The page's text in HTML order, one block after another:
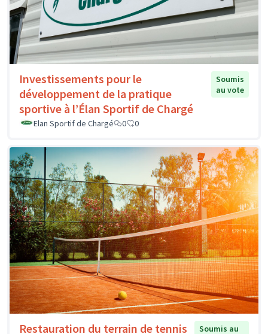
Investissements pour le
développement de la pratique
sportive à l’Élan Sportif de Chargé
Soumis
au vote
Elan Sportif de Chargé 0 0
Restauration du terrain de tennis
Soumis au